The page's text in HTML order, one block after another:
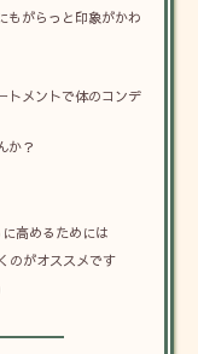
もがらっと印象がかわ
トメントで体のコンデ
か？
高めるためには
のがオススメです